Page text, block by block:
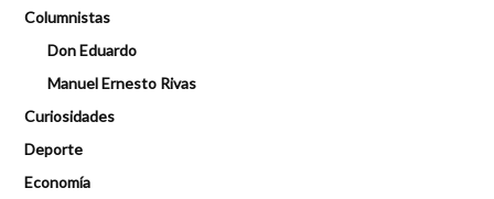
Columnistas
Don Eduardo
Manuel Ernesto Rivas
Curiosidades
Deporte
Economía